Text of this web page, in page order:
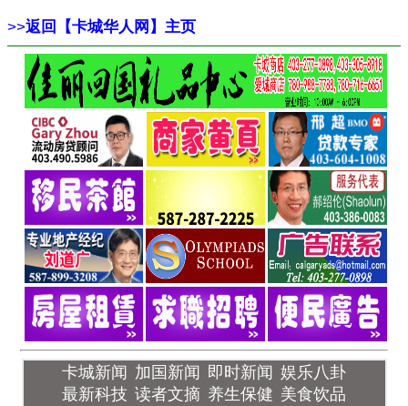
>>返回【卡城华人网】主页
卡城新闻 加国新闻 即时新闻 娱乐八卦
最新科技 读者文摘 养生保健 美食饮品